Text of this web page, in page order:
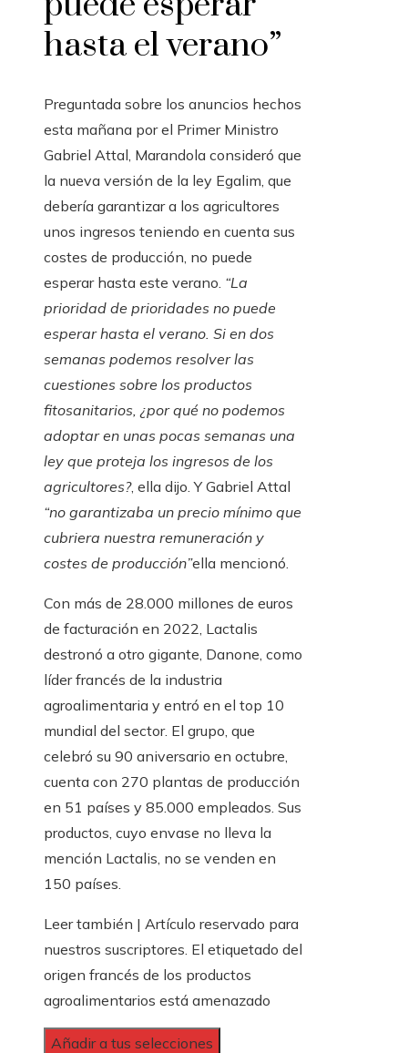
hasta el verano”
Preguntada sobre los anuncios hechos
esta mañana por el Primer Ministro
Gabriel Attal, Marandola consideró que
la nueva versión de la ley Egalim, que
debería garantizar a los agricultores
unos ingresos teniendo en cuenta sus
costes de producción, no puede
esperar hasta este verano. “La
prioridad de prioridades no puede
esperar hasta el verano. Si en dos
semanas podemos resolver las
cuestiones sobre los productos
fitosanitarios, ¿por qué no podemos
adoptar en unas pocas semanas una
ley que proteja los ingresos de los
agricultores?, ella dijo. Y Gabriel Attal
“no garantizaba un precio mínimo que
cubriera nuestra remuneración y
costes de producción”ella mencionó.
Con más de 28.000 millones de euros
de facturación en 2022, Lactalis
destronó a otro gigante, Danone, como
líder francés de la industria
agroalimentaria y entró en el top 10
mundial del sector. El grupo, que
celebró su 90 aniversario en octubre,
cuenta con 270 plantas de producción
en 51 países y 85.000 empleados. Sus
productos, cuyo envase no lleva la
mención Lactalis, no se venden en
150 países.
Leer también | Artículo reservado para
nuestros suscriptores. El etiquetado del
origen francés de los productos
agroalimentarios está amenazado
Añadir a tus selecciones